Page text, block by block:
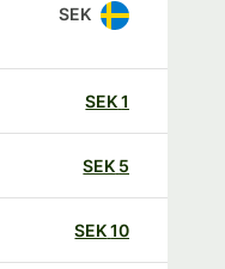
SEK
SEK
SEK
SEK